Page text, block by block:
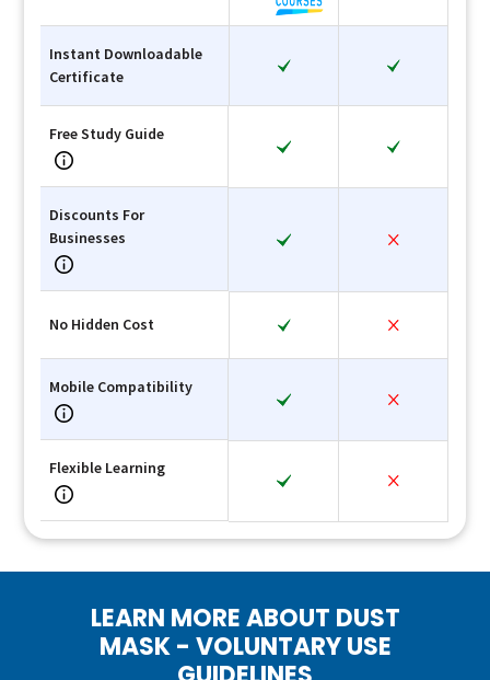
Instant Downloadable
Certificate
Free Study Guide
Discounts For
Businesses
No Hidden Cost
Mobile Compatibility
Flexible Learning
LEARN MORE ABOUT DUST
MASK - VOLUNTARY USE